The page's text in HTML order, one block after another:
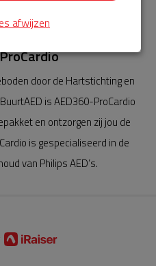
door de Hartstichting en
is AED360-ProCardio
en ontzorgen zij jou de
is gespecialiseerd in de
van Philips AED’s.
afwijzen